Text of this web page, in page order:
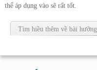
thể áp dụng vào sẽ rất tốt.
Tìm hiều thêm về bài